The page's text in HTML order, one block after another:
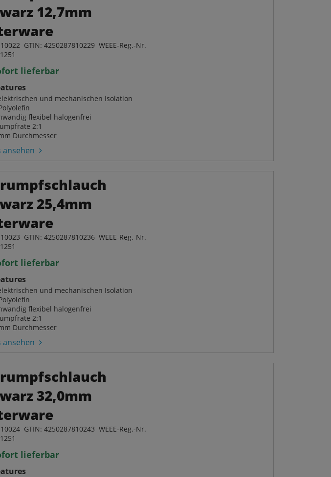
12,7mm
GTIN: 4250287810229 WEEE-Reg.-Nr.
lieferbar
und mechanischen Isolation
flexibel halogenfrei
2:1
Durchmesser
ansehen
25,4mm
GTIN: 4250287810236 WEEE-Reg.-Nr.
lieferbar
und mechanischen Isolation
flexibel halogenfrei
2:1
Durchmesser
ansehen
32,0mm
GTIN: 4250287810243 WEEE-Reg.-Nr.
lieferbar